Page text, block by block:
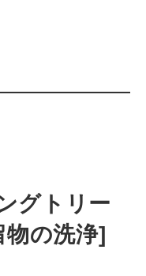
グトリー
物の洗浄]